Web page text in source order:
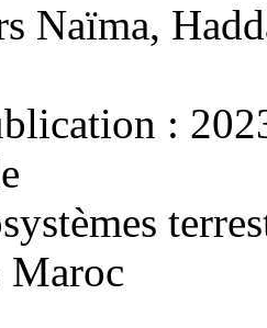
Naïma,
:
Maroc